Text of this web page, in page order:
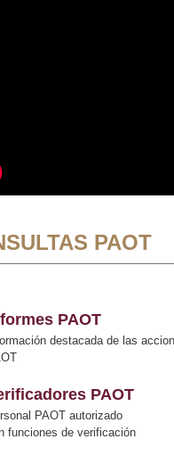
PAOT
PAOT
destacada de las
PAOT
PAOT autorizado
funciones de verificación